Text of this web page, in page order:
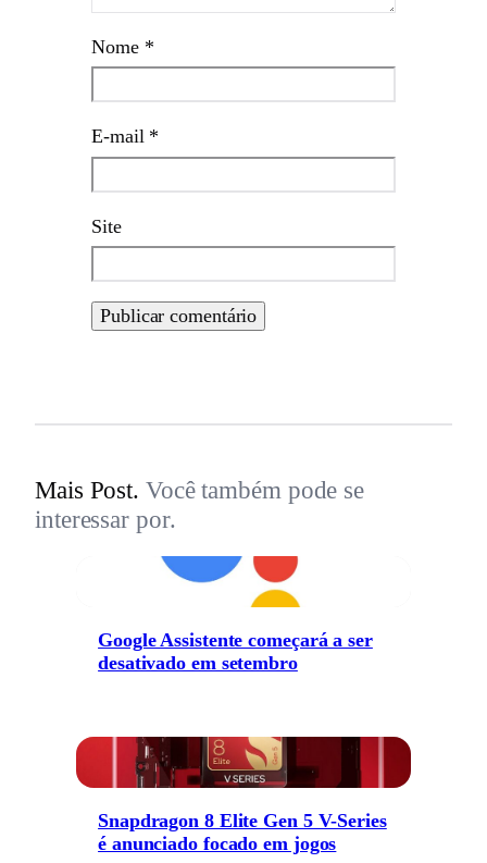
Nome *
E-mail *
Site
Mais Post. Você também pode se
interessar por.
Google Assistente começará a ser
desativado em setembro
Snapdragon 8 Elite Gen 5 V-Series
é anunciado focado em jogos